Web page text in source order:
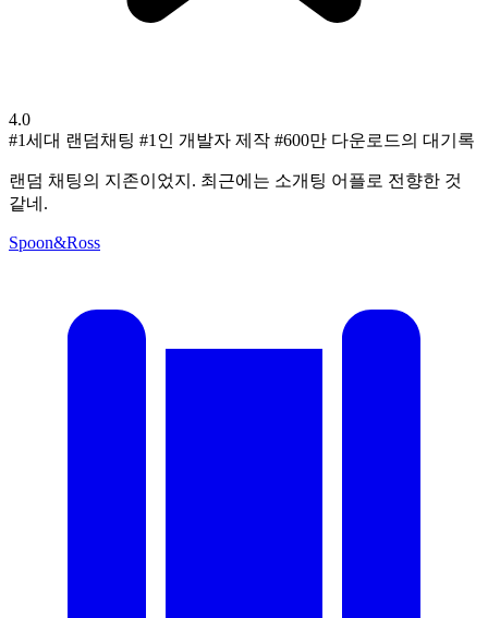
4.0
#1세대 랜덤채팅 #1인 개발자 제작 #600만 다운로드의 대기록
랜덤 채팅의 지존이었지. 최근에는 소개팅 어플로 전향한 것
같네.
Spoon&Ross